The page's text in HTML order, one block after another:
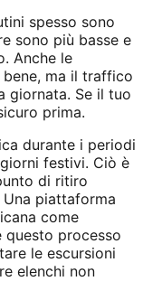
spesso sono
sono più basse e
Anche le
ma il traffico
giornata. Se il tuo
prima.
durante i periodi
festivi. Ciò è
di ritiro
piattaforma
come
questo processo
le escursioni
elenchi non